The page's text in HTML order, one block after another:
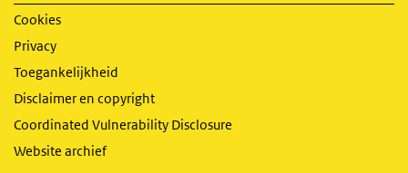
Cookies
Privacy
Toegankelijkheid
Disclaimer en copyright
Coordinated Vulnerability Disclosure
Website archief